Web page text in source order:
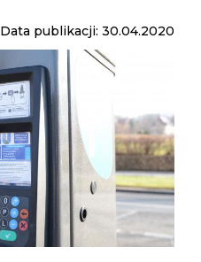
Data publikacji: 30.04.2020